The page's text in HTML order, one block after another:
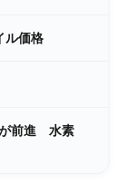
ル価格
が前進 水素